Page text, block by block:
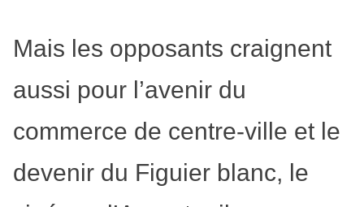
Mais les opposants craignent
aussi pour l’avenir du
commerce de centre-ville et le
devenir du Figuier blanc, le